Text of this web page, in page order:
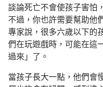
談論死亡不會使孩子害怕
不過，你也許需要幫助他
專家說，很多六歲以下的
們在玩遊戲時，可能在這
過來」了。
當孩子長大一點，他們會